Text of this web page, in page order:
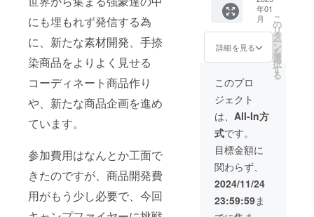
にも埋もれず発信する為
に、新たな素材開発、手捺
染商品をよりよく見せる
コーディネート商品作り
や、新たな商品企画を進め
ています。
参加費用はなんとか工面で
きたのですが、商品開発費
用がもう少し必要で、今回
人の測
り方や
生地の
微妙な
縮率に
より、
若干の
誤差は
ござい
ます。
・手洗
い可能
です。
金彩加
工部分
はアイ
ロンが
けはお
避け下
イズ
を、S
か、M
か、Lよ
りお選
び下さ
い。
（着用
写真
は、Sサ
イズを
着用し
ており
ま
す。）
＜素材
＞ 綿１
００％
<attenti
いもお
楽しみ
頂けた
らと思
いま
す。 ご
質問、
ご要望
等ござ
いまし
たら、
お気軽
にお問
合せ下
さいま
せ。
<attenti
on> ・
モニ
場合が
ござい
ます。
寸法
は、個
り方や
生地の
微妙な
縮率に
より、
若干の
誤差は
ござい
ます。
・商品
初期不
良がご
置によ
り、柄
の出方
とは異
なる場
ざいま
す。 ・
モニ
ター環
境に
よっ
て、画
像の色
が実物
と異
なって
見える
・身
丈 ６
９ｃｍ
巾 ５
８ｃｍ
巾 ４
５ｃ
ｍ 伸
縮性有
丈 ８
３ｃｍ
<attenti
on> ・
生地の
取り位
置によ
です。
Tシャツ
の色
を、オ
ルー系
選び下
さい。
<attenti
on> ・
生地の
取り位
置によ
り、柄
が写真
リー
ブッ
ク A5
サイズ
ジェク
トの内
容や手
捺染の
説明な
どを記
載した
ブック
です。)
・お礼
のミニ
レター
・お礼
染 幾
何柄ラ
ミー天
竺ミニ
フォト
フレー
ム ・お
礼のミ
ニレ
ター ・
お礼の
メール
のセッ
トで
す。 ＜
フォト
フレー
ム＞ ・
約11ｃ
年01
月
詳細を見る
こ
の
リ
タ
ー
ン
を
選
択
す
る
このプロ
ジェクト
は、 All-In方
式です。
目標金額に
関わらず、
2024/11/24
23:59:59ま